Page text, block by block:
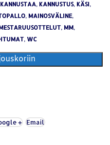
KANNUSTAA, KANNUSTUS, KÄSI,
, MAINOSVÄLINE,
, MM,
, WC
+ Email